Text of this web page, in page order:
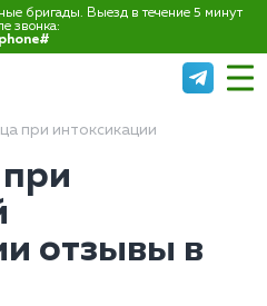
бригады. Выезд в течение 5 минут
звонка:
при интоксикации
отзывы в